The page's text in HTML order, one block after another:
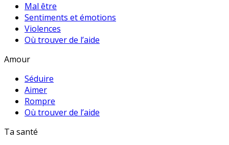
Mal être
Sentiments et émotions
Violences
Où trouver de l’aide
Amour
Séduire
Aimer
Rompre
Où trouver de l’aide
Ta santé